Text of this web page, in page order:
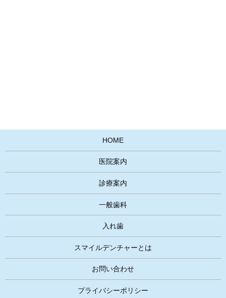
HOME
医院案内
診療案内
一般歯科
入れ歯
​スマイルデンチャーとは
お問い合わせ
プライバシーポリシー